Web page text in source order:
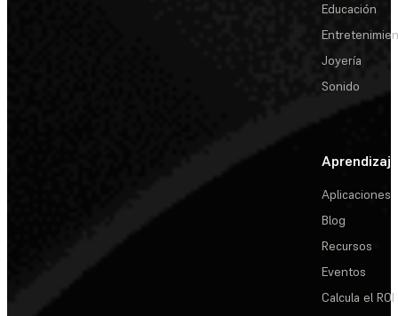
Educación
Joyería
Sonido
Aprendizaje
Aplicaciones
Blog
Recursos
Eventos
Calcula el ROI